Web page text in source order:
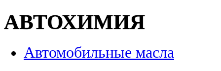
АВТОХИМИЯ
Автомобильные масла